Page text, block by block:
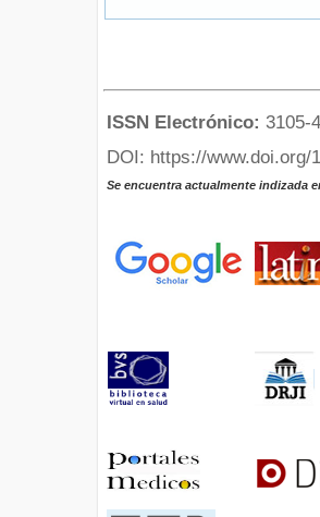
ISSN Electrónico: 3105-
DOI: https://www.doi.org/
Se encuentra actualmente indizada